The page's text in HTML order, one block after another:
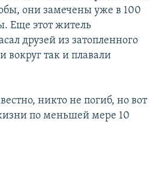
они замечены уже в 100
Еще этот житель
друзей из затопленного
вокруг так и плавали
никто не погиб, но вот
по меньшей мере 10